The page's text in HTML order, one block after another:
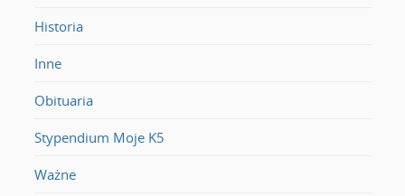
Historia
Inne
Obituaria
Stypendium Moje K5
Ważne